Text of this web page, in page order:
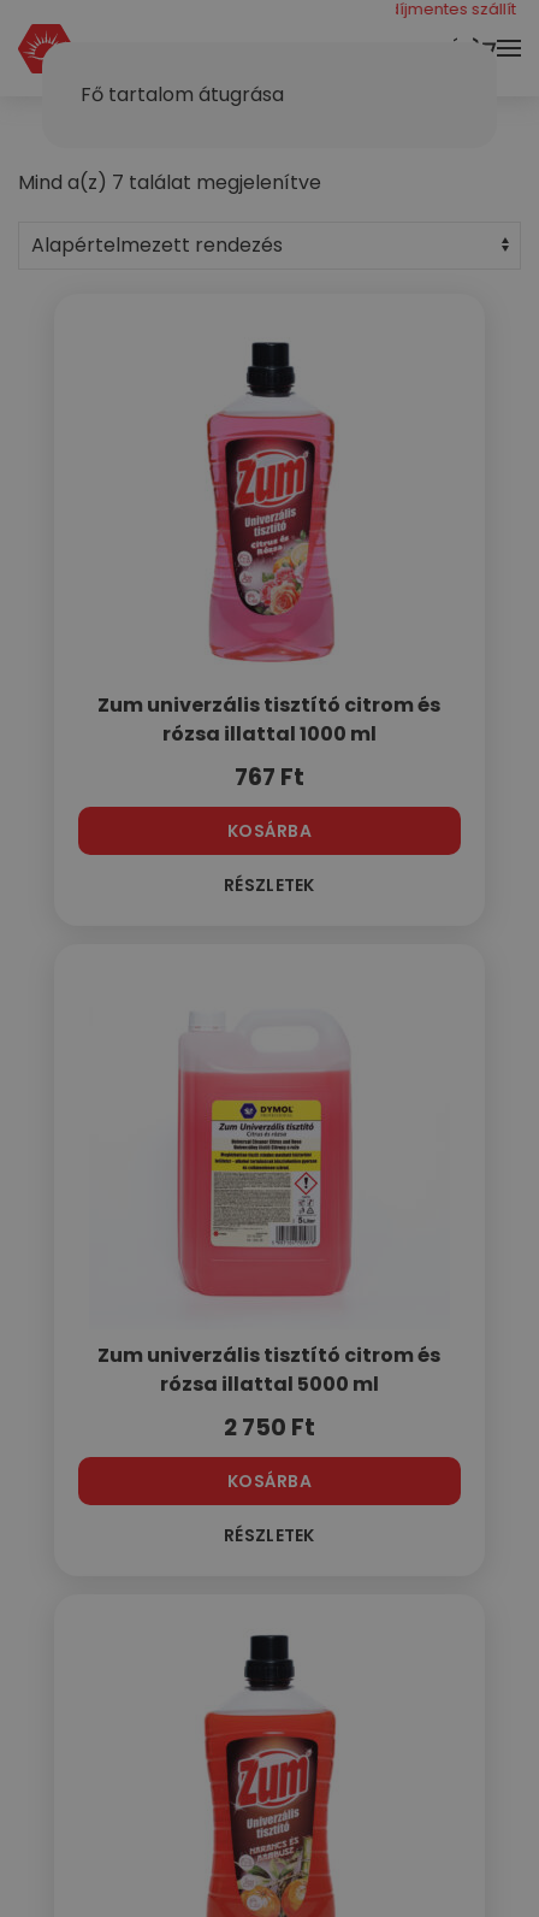
Fő tartalom átugrása
KOSÁR
még 40000 ft a díjmentes szállításhoz
Mind a(z) 7 találat megjelenítve
Zum univerzális tisztító citrom és
rózsa illattal 1000 ml
767 Ft
KOSÁRBA
RÉSZLETEK
Zum univerzális tisztító citrom és
rózsa illattal 5000 ml
2 750 Ft
KOSÁRBA
RÉSZLETEK